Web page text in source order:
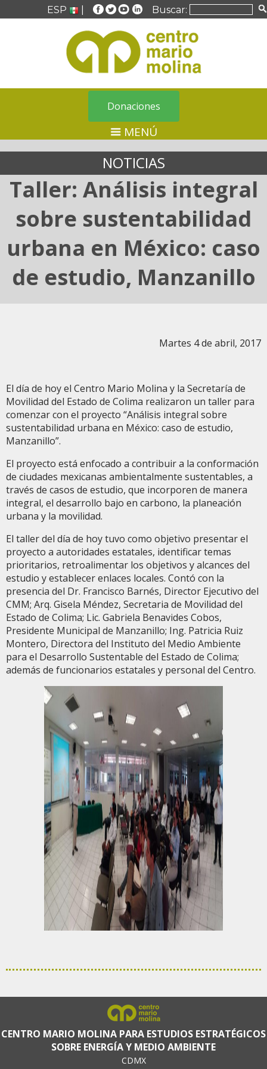
ESP Buscar:
Donaciones
MENÚ
NOTICIAS
Taller: Análisis integral
sobre sustentabilidad
urbana en México: caso
de estudio, Manzanillo
Martes 4 de abril, 2017
El día de hoy el Centro Mario Molina y la Secretaría de
Movilidad del Estado de Colima realizaron un taller para
comenzar con el proyecto “Análisis integral sobre
sustentabilidad urbana en México: caso de estudio,
Manzanillo”.
El proyecto está enfocado a contribuir a la conformación
de ciudades mexicanas ambientalmente sustentables, a
través de casos de estudio, que incorporen de manera
integral, el desarrollo bajo en carbono, la planeación
urbana y la movilidad.
El taller del día de hoy tuvo como objetivo presentar el
proyecto a autoridades estatales, identificar temas
prioritarios, retroalimentar los objetivos y alcances del
estudio y establecer enlaces locales. Contó con la
presencia del Dr. Francisco Barnés, Director Ejecutivo del
CMM; Arq. Gisela Méndez, Secretaria de Movilidad del
Estado de Colima; Lic. Gabriela Benavides Cobos,
Presidente Municipal de Manzanillo; Ing. Patricia Ruiz
Montero, Directora del Instituto del Medio Ambiente
para el Desarrollo Sustentable del Estado de Colima;
además de funcionarios estatales y personal del Centro.
CENTRO MARIO MOLINA PARA ESTUDIOS ESTRATÉGICOS
SOBRE ENERGÍA Y MEDIO AMBIENTE
CDMX